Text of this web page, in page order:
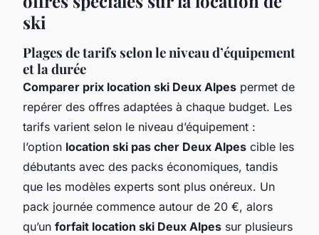
ski
Plages de tarifs selon le niveau d’équipement
et la durée
Comparer prix location ski Deux Alpes permet de
repérer des offres adaptées à chaque budget. Les
tarifs varient selon le niveau d’équipement :
l’option location ski pas cher Deux Alpes cible les
débutants avec des packs économiques, tandis
que les modèles experts sont plus onéreux. Un
pack journée commence autour de 20 €, alors
qu’un forfait location ski Deux Alpes sur plusieurs